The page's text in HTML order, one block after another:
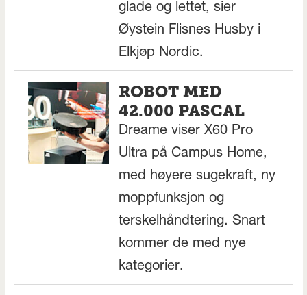
glade og lettet, sier
Øystein Flisnes Husby i
Elkjøp Nordic.
ROBOT MED
42.000 PASCAL
Dreame viser X60 Pro
Ultra på Campus Home,
med høyere sugekraft, ny
moppfunksjon og
terskelhåndtering. Snart
kommer de med nye
kategorier.